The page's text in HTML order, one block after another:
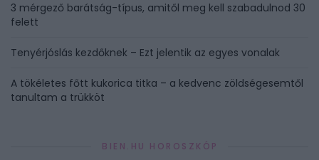
3 mérgező barátság-típus, amitől meg kell szabadulnod 30
felett
Tenyérjóslás kezdőknek – Ezt jelentik az egyes vonalak
A tökéletes főtt kukorica titka – a kedvenc zöldségesemtől
tanultam a trükköt
BIEN.HU HOROSZKÓP